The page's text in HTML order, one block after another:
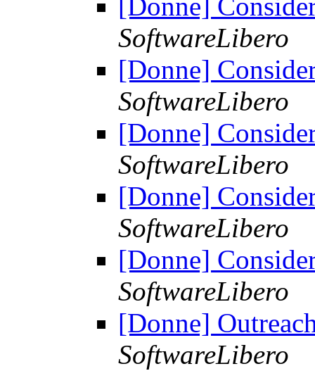
[Donne]
SoftwareLibero
[Donne]
SoftwareLibero
[Donne]
SoftwareLibero
[Donne]
SoftwareLibero
[Donne]
SoftwareLibero
[Donne]
SoftwareLibero